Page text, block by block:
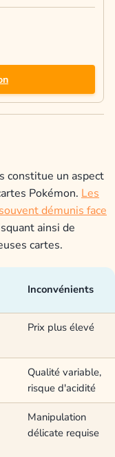
constitue un aspect
Pokémon. Les
démunis face
ainsi de
cartes.
Inconvénients
Prix plus élevé
Qualité variable,
risque d'acidité
Manipulation
délicate requise